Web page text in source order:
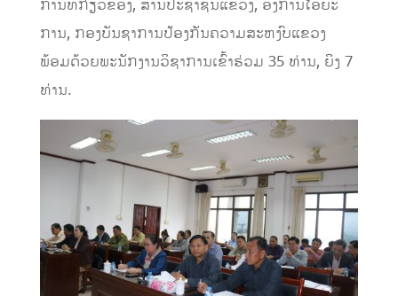
ການທີ່ກ່ຽວຂ້ອງ, ສານປະຊາຊົນແຂວງ, ອົງການໄອຍະ
ການ, ກອງບັນຊາການປ້ອງກັນຄວາມສະຫງົບແຂວງ
ພ້ອມດ້ວຍພະນັກງານວິຊາການເຂົ້າຮ່ວມ 35 ທ່ານ, ຍິງ 7
ທ່ານ.